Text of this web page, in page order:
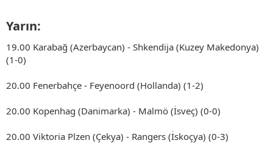
Yarın:​
19.00 Karabağ (Azerbaycan) - Shkendija (Kuzey Makedonya)
(1-0)
20.00 Fenerbahçe - Feyenoord (Hollanda) (1-2)
20.00 Kopenhag (Danimarka) - Malmö (İsveç) (0-0)
20.00 Viktoria Plzen (Çekya) - Rangers (İskoçya) (0-3)